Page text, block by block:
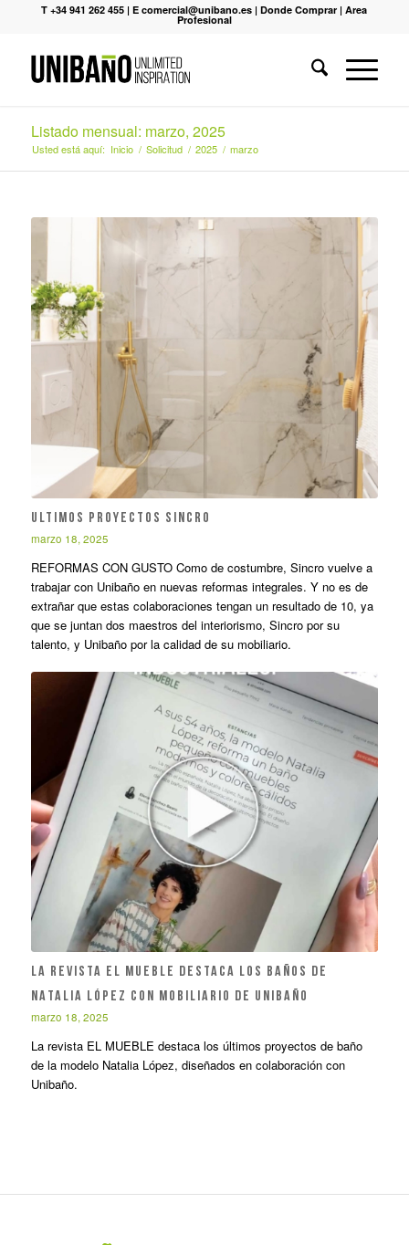
T +34 941 262 455 |E comercial@unibano.es |Donde Comprar |Area
Profesional
Listado mensual: marzo, 2025
Usted está aquí: Inicio / Solicitud / 2025 / marzo
ULTIMOS PROYECTOS SINCRO
marzo 18, 2025
REFORMAS CON GUSTO Como de costumbre, Sincro vuelve a
trabajar con Unibaño en nuevas reformas integrales. Y no es de
extrañar que estas colaboraciones tengan un resultado de 10, ya
que se juntan dos maestros del interiorismo, Sincro por su
talento, y Unibaño por la calidad de su mobiliario.
LA REVISTA EL MUEBLE DESTACA LOS BAÑOS DE
NATALIA LÓPEZ CON MOBILIARIO DE UNIBAÑO
marzo 18, 2025
La revista EL MUEBLE destaca los últimos proyectos de baño
de la modelo Natalia López, diseñados en colaboración con
Unibaño.